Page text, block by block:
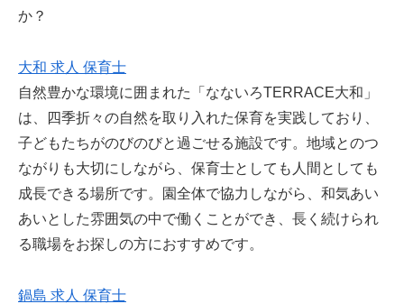
か？
大和 求人 保育士
自然豊かな環境に囲まれた「なないろTERRACE大和」
は、四季折々の自然を取り入れた保育を実践しており、
子どもたちがのびのびと過ごせる施設です。地域とのつ
ながりも大切にしながら、保育士としても人間としても
成長できる場所です。園全体で協力しながら、和気あい
あいとした雰囲気の中で働くことができ、長く続けられ
る職場をお探しの方におすすめです。
鍋島 求人 保育士